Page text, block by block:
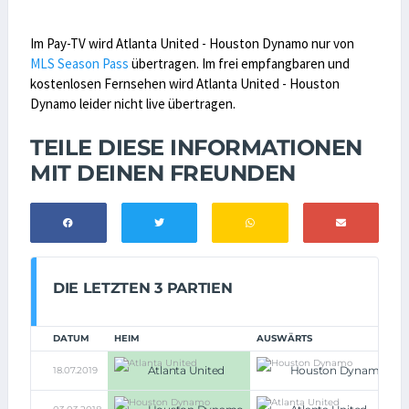
Im Pay-TV wird Atlanta United - Houston Dynamo nur von
MLS Season Pass übertragen. Im frei empfangbaren und
kostenlosen Fernsehen wird Atlanta United - Houston
Dynamo leider nicht live übertragen.
TEILE DIESE INFORMATIONEN
MIT DEINEN FREUNDEN
DIE LETZTEN 3 PARTIEN
DATUM HEIM AUSWÄRTS
18.07.2019 Atlanta United Houston Dynamo